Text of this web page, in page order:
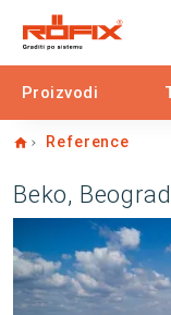
Proizvodi
Home
Reference
Beko, Beograd